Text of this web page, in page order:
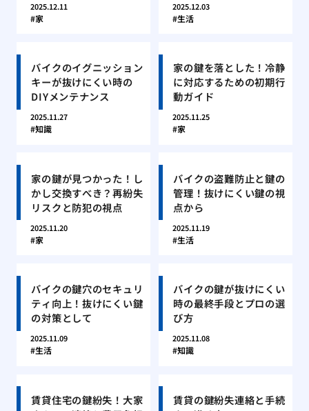
2025.12.11
家
2025.12.03
生活
バイクのイグニッション
キーが抜けにくい時の
DIYメンテナンス
2025.11.27
知識
家の鍵を落とした！冷静
に対応するための初期行
動ガイド
2025.11.25
家
家の鍵が見つかった！し
かし交換すべき？再紛失
リスクと防犯の視点
2025.11.20
家
バイクの盗難防止と鍵の
管理！抜けにくい鍵の視
点から
2025.11.19
生活
バイクの鍵穴のセキュリ
ティ向上！抜けにくい鍵
の対策として
2025.11.09
生活
バイクの鍵が抜けにくい
時の最終手段とプロの選
び方
2025.11.08
知識
賃貸住宅の鍵紛失！大家
賃貸の鍵紛失連絡と手続